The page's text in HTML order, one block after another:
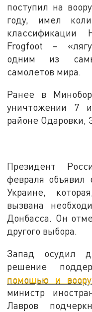
поступил на
году, имел
классификации
Frogfoot –
одним из
самолетов мира.
Ранее в
уничтожении 7
районе Одаровки,
Президент
февраля объявил
Украине,
вызвана
Донбасса. Он
другого выбора.
Запад осудил
решение
помощью и
министр
Лавров